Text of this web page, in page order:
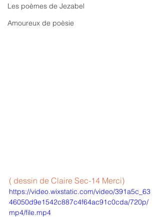
Les poèmes de Jezabel
Amoureux de poèsie
( dessin de Claire Sec-14 Merci)
https://video.wixstatic.com/video/391a5c_63
46050d9e1542c887c4f64ac91c0cda/720p/
mp4/file.mp4